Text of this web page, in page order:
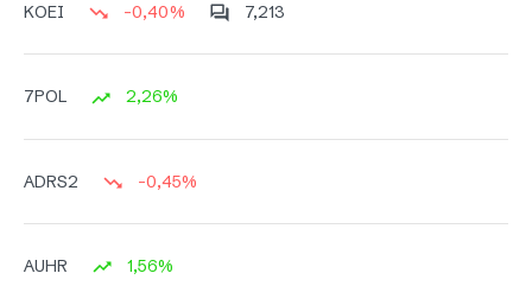
KOEI -0,40% 7,213
7POL 2,26%
ADRS2 -0,45%
AUHR 1,56%